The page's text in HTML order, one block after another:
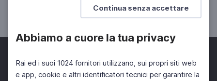
Continua senza accettare
Abbiamo a cuore la tua privacy
Rai ed i suoi 1024 fornitori utilizzano, sui propri siti web
e app, cookie e altri identificatori tecnici per garantire la
Il video della diretta del 2 febbraio 2026